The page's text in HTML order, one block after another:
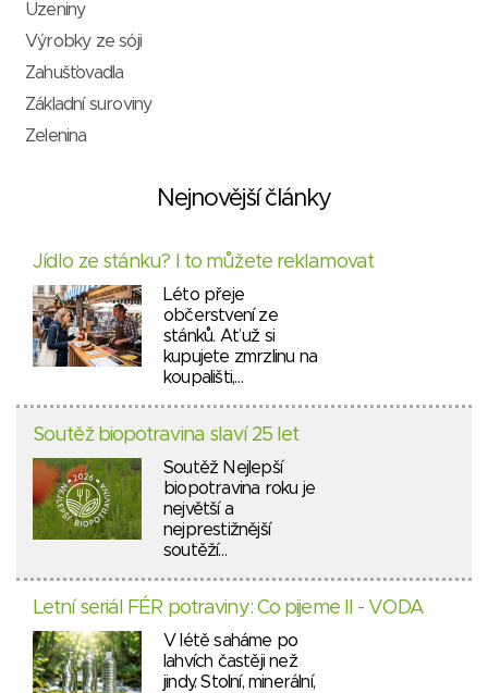
Uzeniny
Výrobky ze sóji
Zahušťovadla
Základní suroviny
Zelenina
Nejnovější články
Jídlo ze stánku? I to můžete reklamovat
Léto přeje
občerstvení ze
stánků. Ať už si
kupujete zmrzlinu na
koupališti,…
Soutěž biopotravina slaví 25 let
Soutěž Nejlepší
biopotravina roku je
největší a
nejprestižnější
soutěží…
Letní seriál FÉR potraviny: Co pijeme II - VODA
V létě saháme po
lahvích častěji než
jindy. Stolní, minerální,